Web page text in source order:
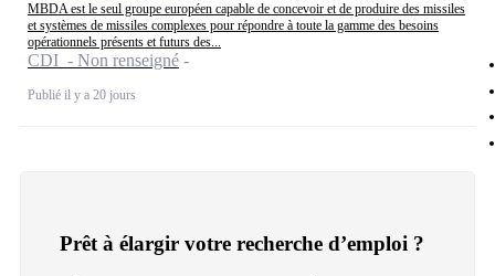
MBDA est le seul groupe européen capable de concevoir et de produire des missiles
et systèmes de missiles complexes pour répondre à toute la gamme des besoins
opérationnels présents et futurs des...
CDI - Non renseigné
Publié il y a 20 jours
Prêt à élargir votre recherche d’emploi ?